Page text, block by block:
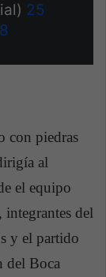
25
con piedras
al
el equipo
del
y el partido
del Boca